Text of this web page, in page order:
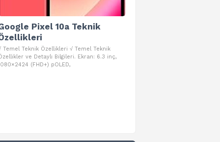
Pixel 10a Teknik
Temel Teknik Özellikleri √ Temel Teknik
ve Detaylı Bilgileri. Ekran: 6.3 inç,
(FHD+) pOLED,